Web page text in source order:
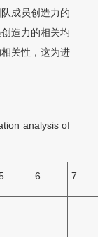
成员创造力的
造力的相关均
关性，这为进
analysis of
6 7